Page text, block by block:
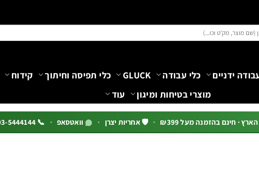
ידניים כלי עבודה GLUCK כלי תפיסה וחיתוך קידוח
מוצרי בטיחות ומיגון
עוד
· חינם בהזמנה מעל ₪399 · 🛡️ אחריות יצרן · וואטסאפ · 📞 03-5444144 שלוחה 1